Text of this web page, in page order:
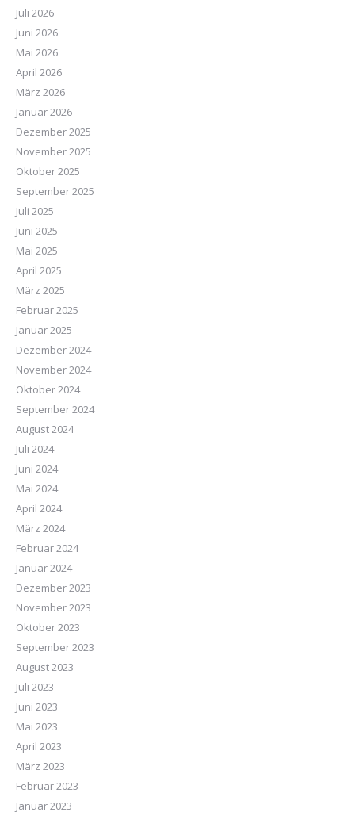
Juli 2026
Juni 2026
Mai 2026
April 2026
März 2026
Januar 2026
Dezember 2025
November 2025
Oktober 2025
September 2025
Juli 2025
Juni 2025
Mai 2025
April 2025
März 2025
Februar 2025
Januar 2025
Dezember 2024
November 2024
Oktober 2024
September 2024
August 2024
Juli 2024
Juni 2024
Mai 2024
April 2024
März 2024
Februar 2024
Januar 2024
Dezember 2023
November 2023
Oktober 2023
September 2023
August 2023
Juli 2023
Juni 2023
Mai 2023
April 2023
März 2023
Februar 2023
Januar 2023